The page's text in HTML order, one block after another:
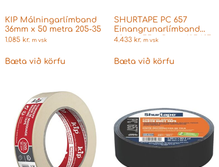
KIP Málningarlímband
36mm x 50 metra 205-35
1.085 kr. m vsk
Bæta við körfu
SHURTAPE PC 657
Einangrunarlímband
48mmx55m Rautt 105487
4.433 kr. m vsk
Bæta við körfu